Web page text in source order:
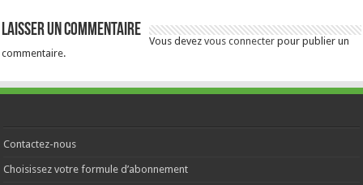
Laisser un commentaire
Vous devezvous connecter pour publier un
commentaire.
Contactez-nous
Choisissez votre formule d’abonnement